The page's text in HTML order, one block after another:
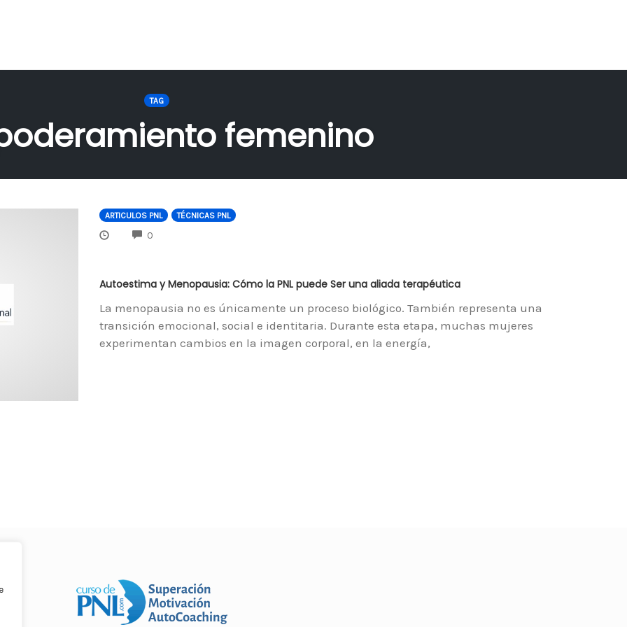
TAG
femenino
ARTICULOS PNL TÉCNICAS PNL
0
Autoestima y Menopausia: Cómo la PNL puede Ser una aliada terapéutica
La menopausia no es únicamente un proceso biológico. También representa una
transición emocional, social e identitaria. Durante esta etapa, muchas mujeres
experimentan cambios en la imagen corporal, en la energía,